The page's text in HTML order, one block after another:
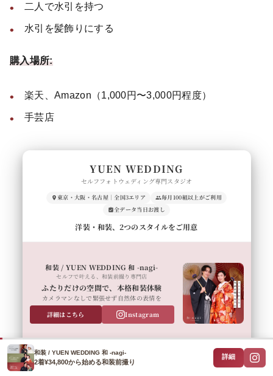
二人で水引を持つ
水引を髪飾りにする
購入場所:
楽天、Amazon（1,000円〜3,000円程度）
手芸店
YUEN WEDDING
セルフフォトウェディング専門スタジオ
東京・大阪・名古屋｜全国3エリア
毎月100組以上がご利用
全データ当日お渡し
洋装・和装、2つのスタイルをご用意
和装 / YUEN WEDDING 和 -nagi-
セルフで叶える、和装前撮り専門店
ふたりだけの空間で、本格和装体験
カメラマンなしで緊張せず自然体の表情を
詳細はこちら
Instagram
和装 / YUEN WEDDING 和 -nagi-
2着¥34,800から始める和装前撮り
詳細